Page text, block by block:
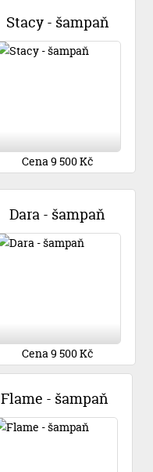
Stacy - šampaň
Cena 9 500 Kč
Dara - šampaň
Cena 9 500 Kč
Flame - šampaň